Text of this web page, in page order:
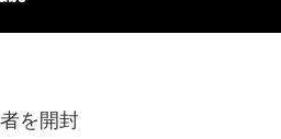
を開封